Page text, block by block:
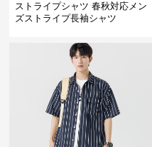
ストライプシャツ 春秋対応メン
ズストライプ長袖シャツ